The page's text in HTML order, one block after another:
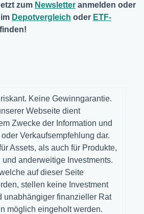
zum Newsletter anmelden oder
Depotvergleich oder ETF-
finden!
Keine Gewinngarantie.
Webseite dient
Zwecke der Information und
Verkaufsempfehlung dar.
Assets, als auch für Produkte,
anderweitige Investments.
auf dieser Seite
stellen keine Investment
unabhängiger finanzieller Rat
möglich eingeholt werden.